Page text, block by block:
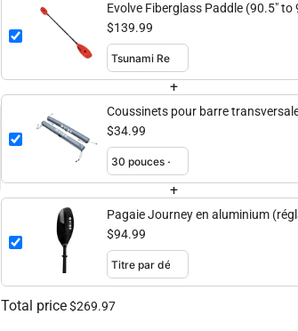
Evolve Fiberglass Paddle (90.5" to
adjustable)
$139.99
+
Coussinets pour barre
toit (2 pk)
$34.99
+
Pagaie Journey en aluminium
de 90,5" à 98,4")
$94.99
Total price$269.97